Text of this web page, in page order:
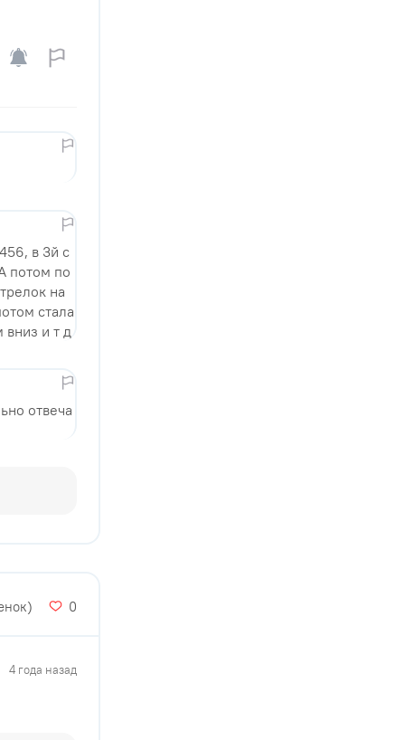
в 3й с
потом по
на
стала
вниз и т д
отвеча
0
4 года назад